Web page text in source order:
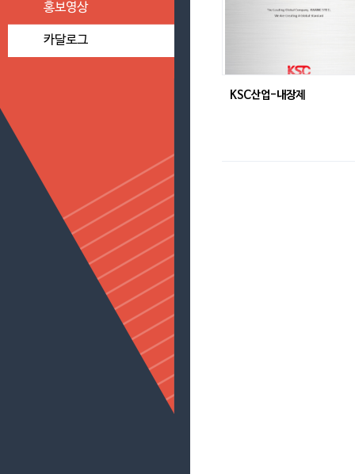
홍보영상
카달로그
KSC산업-내장제